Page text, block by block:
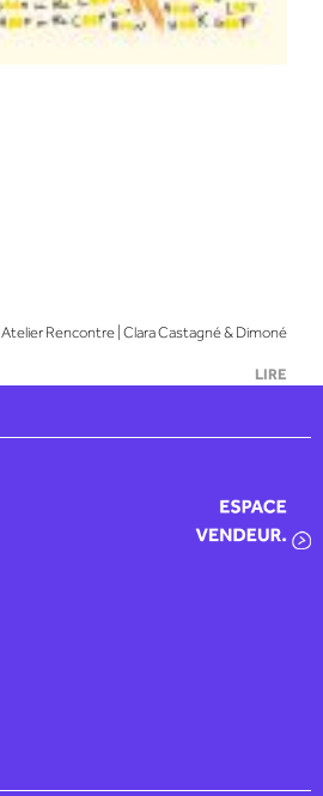
Atelier Rencontre | Clara Castagné & Dimoné
LIRE